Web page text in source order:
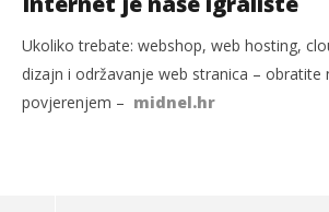
Ukoliko trebate: webshop, web hosting,
dizajn i održavanje web stranica – obratite
povjerenjem – midnel.hr